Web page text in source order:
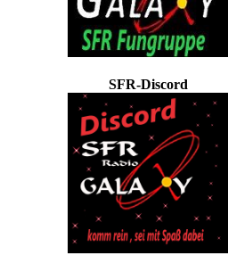
SFR-Discord